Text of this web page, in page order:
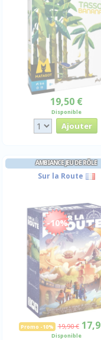
19,50 €
Disponible
AMBIANCE JEU DE RÔLE
Sur la Route
-10%
Promo -10% 19,90 €
Disponible